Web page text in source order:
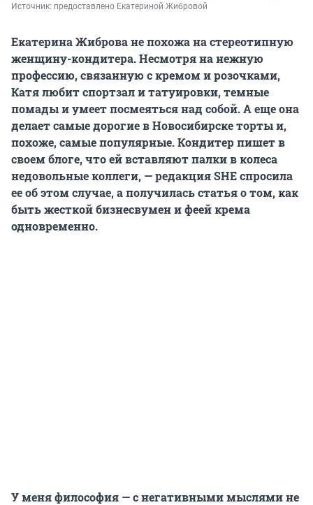
Источник: предоставлено Екатериной Жибровой
Екатерина Жиброва не похожа на стереотипную
женщину-кондитера. Несмотря на нежную
профессию, связанную с кремом и розочками,
Катя любит спортзал и татуировки, темные
помады и умеет посмеяться над собой. А еще она
делает самые дорогие в Новосибирске торты и,
похоже, самые популярные. Кондитер пишет в
своем блоге, что ей вставляют палки в колеса
недовольные коллеги, — редакция SHE спросила
ее об этом случае, а получилась статья о том, как
быть жесткой бизнесвумен и феей крема
одновременно.
У меня философия — с негативными мыслями не